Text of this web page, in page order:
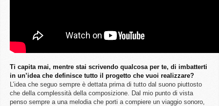
Ti capita mai, mentre stai scrivendo qualcosa per te, di imbatterti
in un’idea che definisce tutto il progetto che vuoi realizzare?
L’idea che seguo sempre è dettata prima di tutto dal suono piuttosto
che della complessità della composizione. Dal mio punto di vista
penso sempre a una melodia che porti a compiere un viaggio sonoro,